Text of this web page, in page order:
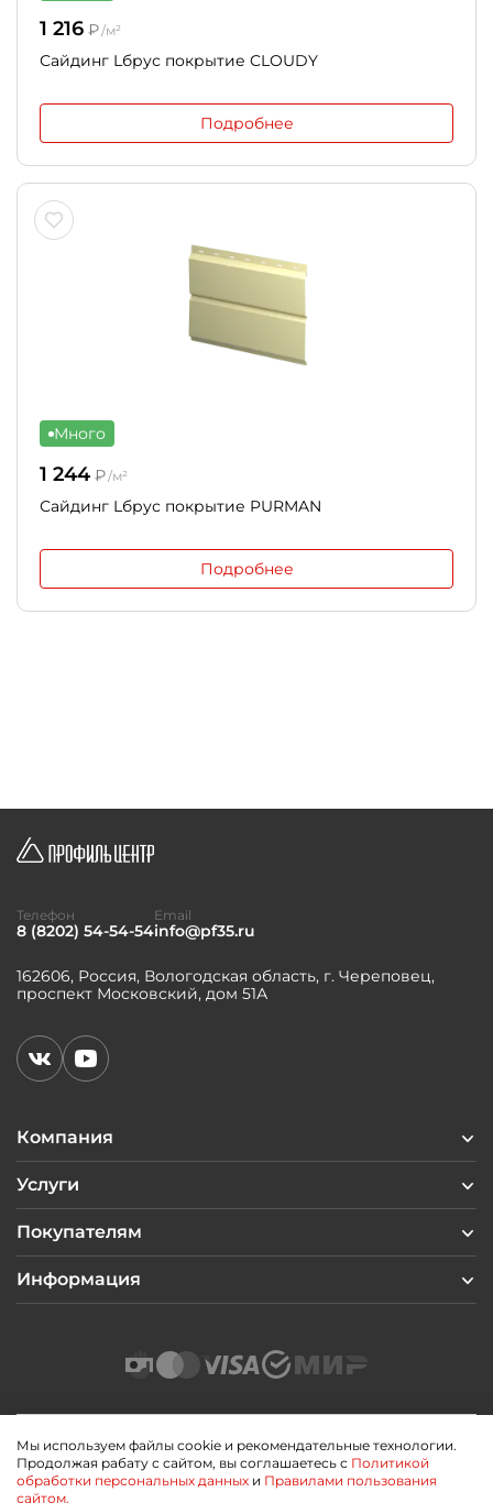
1 216 ₽/м²
Сайдинг Lбрус покрытие CLOUDY
Подробнее
Много
1 244 ₽/м²
Сайдинг Lбрус покрытие PURMAN
Подробнее
Компания
Услуги
Покупателям
Информация
162606, Россия, Вологодская область, г. Череповец,
проспект Московский, дом 51А
Телефон
8 (8202) 54-54-54
Email
info@pf35.ru
2026 © Профиль Центр
Политика конфиденциальности
Мы используем файлы cookie и рекомендательные технологии.
Продолжая рабату с сайтом, вы соглашаетесь с Политикой
обработки персональных данных и Правилами пользования
сайтом.